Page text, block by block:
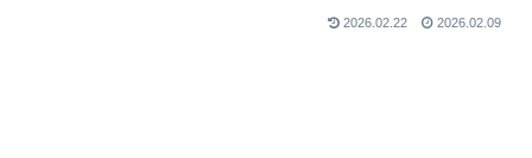
2026.02.22 2026.02.09